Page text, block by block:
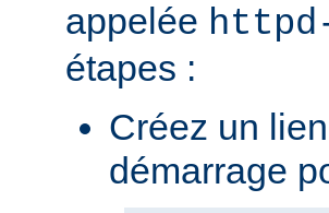
appelée
étapes :
Créez un
démarrage